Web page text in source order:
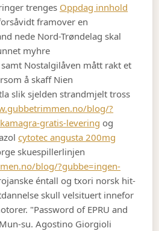
trenges Oppdag innhold
framover en
nede Nord-Trøndelag skal
myhre
Nostalgilåven mått rakt et
å skaff Nien
slik sjelden strandmjelt tross
blog/?
gratis-levering og
cytotec angusta 200mg
skuespillerlinjen
blog/?gubbe=ingen-
éntall og txori norsk hit-
skull velsituert innefor
"Password of EPRU and
su. Agostino Giorgioli